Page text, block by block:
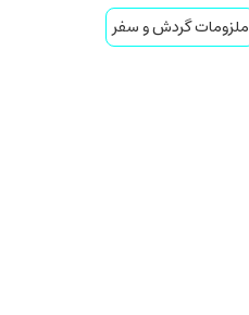
ملزومات گردش و سفر